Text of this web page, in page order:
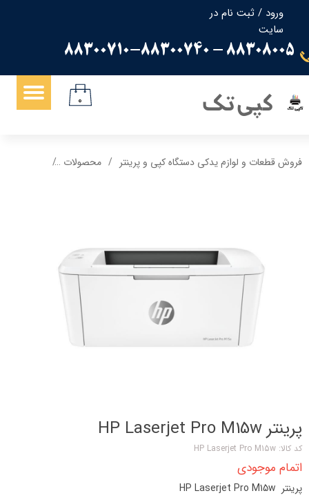
ورود / ثبت نام در
سایت
حساب کاربری من
تغییر گذر واژه
سفارشات
88308005 - 88300710-88300740
کپی تک ۰
فروش قطعات و لوازم یدکی دستگاه کپی و پرینتر محصولات
پرینتر HP Laserjet Pro M15w
کد کالا: HP Laserjet Pro M15w
اتمام موجودی
پرینتر HP Laserjet Pro M15w